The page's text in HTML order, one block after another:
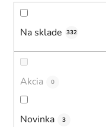
Na sklade 332
Akcia 0
Novinka 3